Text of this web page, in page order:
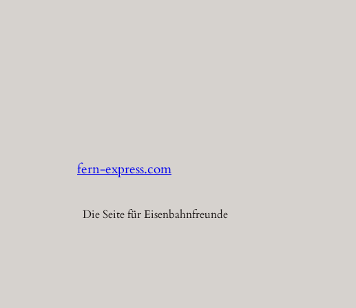
fern-express.com
Die Seite für Eisenbahnfreunde